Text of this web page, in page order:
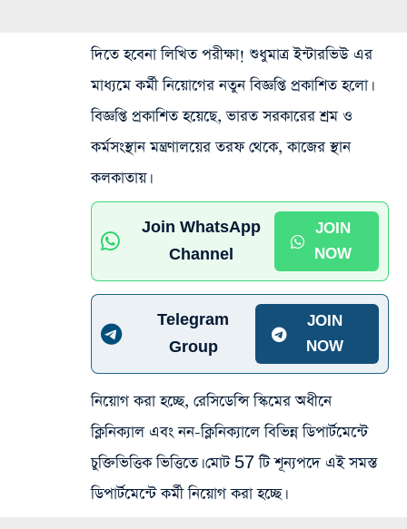
দিতে হবেনা লিখিত পরীক্ষা! শুধুমাত্র ইন্টারভিউ এর
মাধ্যমে কর্মী নিয়োগের নতুন বিজ্ঞপ্তি প্রকাশিত হলো।
বিজ্ঞপ্তি প্রকাশিত হয়েছে, ভারত সরকারের শ্রম ও
কর্মসংস্থান মন্ত্রণালয়ের তরফ থেকে, কাজের স্থান
কলকাতায়।
Join WhatsApp
Channel
JOIN
NOW
Telegram
Group
JOIN
NOW
নিয়োগ করা হচ্ছে, রেসিডেন্সি স্কিমের অধীনে
ক্লিনিক্যাল এবং নন-ক্লিনিক্যালে বিভিন্ন ডিপার্টমেন্টে
চুক্তিভিত্তিক ভিত্তিতে। মোট 57 টি শূন্যপদে এই সমস্ত
ডিপার্টমেন্টে কর্মী নিয়োগ করা হচ্ছে।